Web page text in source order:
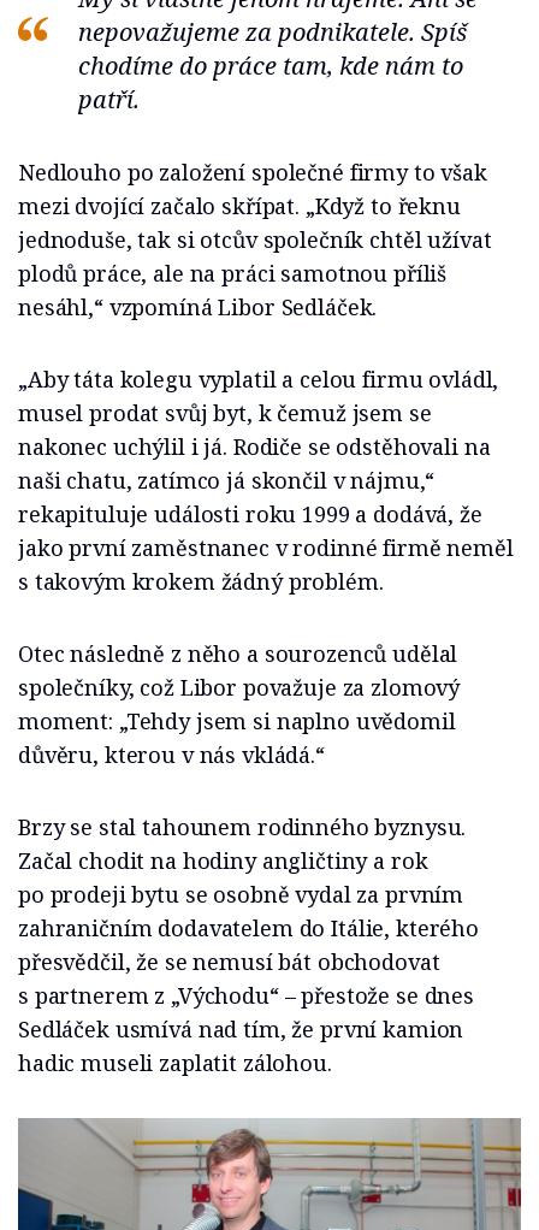
nepovažujeme za podnikatele. Spíš
chodíme do práce tam, kde nám to
patří.
Nedlouho po založení společné firmy to však
mezi dvojící začalo skřípat. „Když to řeknu
jednoduše, tak si otcův společník chtěl užívat
plodů práce, ale na práci samotnou příliš
nesáhl,“ vzpomíná Libor Sedláček.
„Aby táta kolegu vyplatil a celou firmu ovládl,
musel prodat svůj byt, k čemuž jsem se
nakonec uchýlil i já. Rodiče se odstěhovali na
naši chatu, zatímco já skončil v nájmu,“
rekapituluje události roku 1999 a dodává, že
jako první zaměstnanec v rodinné firmě neměl
s takovým krokem žádný problém.
Otec následně z něho a sourozenců udělal
společníky, což Libor považuje za zlomový
moment: „Tehdy jsem si naplno uvědomil
důvěru, kterou v nás vkládá.“
Brzy se stal tahounem rodinného byznysu.
Začal chodit na hodiny angličtiny a rok
po prodeji bytu se osobně vydal za prvním
zahraničním dodavatelem do Itálie, kterého
přesvědčil, že se nemusí bát obchodovat
s partnerem z „Východu“ – přestože se dnes
Sedláček usmívá nad tím, že první kamion
hadic museli zaplatit zálohou.